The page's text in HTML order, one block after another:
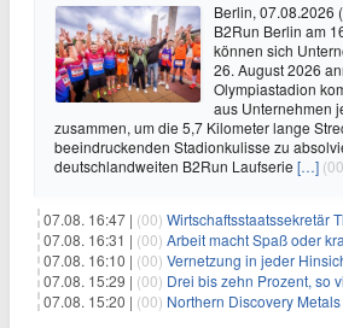
Berlin, 07.08.2026
B2Run Berlin am
können sich
26. August 2026
Olympiastadion
aus Unternehmen
zusammen, um die 5,7 Kilometer lange
beeindruckenden Stadionkulisse zu
deutschlandweiten B2Run Laufserie […]
07.08. 16:47 | (00) Wirtschaftsstaatssekretär Thomas Dörflinger
07.08. 16:31 | (00) Arbeit macht Spaß oder
07.08. 16:10 | (00) Vernetzung in jeder Hinsicht – Die
07.08. 15:29 | (00) Drei bis zehn Prozent, so viel Strom
07.08. 15:20 | (00) Northern Discovery Metals gibt die